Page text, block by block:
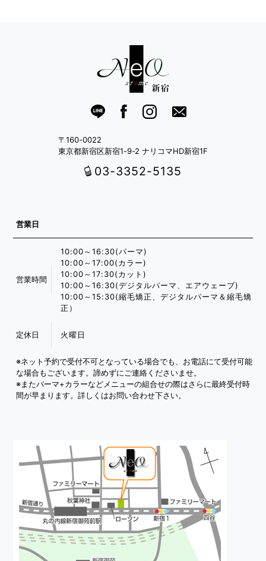
〒160-0022
東京都新宿区新宿1-9-2 ナリコマHD新宿1F
03-3352-5135
営業日
営業時間
10:00～16:30(パーマ)
10:00～17:00(カラー)
10:00～17:30(カット)
10:00～16:30(デジタルパーマ、エアウェーブ)
10:00～15:30(縮毛矯正、デジタルパーマ＆縮毛矯
正）
定休日 火曜日
※ネット予約で受付不可となっている場合でも、お電話にて受付可能
な場合もございます。諦めずにご連絡くださいませ。
※またパーマ+カラーなどメニューの組合せの際はさらに最終受付時
間が早まります。詳しくはお問い合わせ下さい。